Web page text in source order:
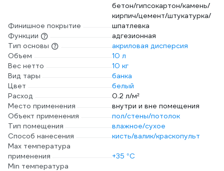
Финишное покрытие
бетон/гипсокартон/камень/
кирпич/цемент/штукатурка/
шпатлевка
Функции
адгезионная
Тип основы
акриловая дисперсия
Объем
10 л
Вес нетто
10 кг
Вид тары
банка
Цвет
белый
Расход
0.2 л/м²
Место применения
внутри и вне помещения
Объект применения
пол/стены/потолок
Тип помещения
влажное/сухое
Способ нанесения
кисть/валик/краскопульт
Max температура
применения
+35 °С
Min температура